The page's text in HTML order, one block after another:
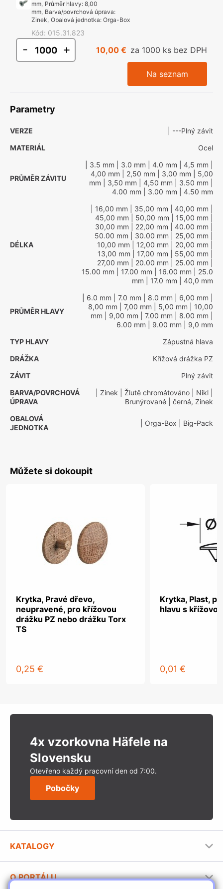
mm, Průměr hlavy: 8,00
mm, Barva/povrchová úprava:
Zinek, Obalová jednotka: Orga-Box
Kód: 015.31.823
- + 10,00 € za 1000 ks bez DPH
Na seznam
Parametry
VERZE
| ---Plný závit
MATERIÁL
Ocel
PRŮMĚR ZÁVITU
| 3.5 mm | 3.0 mm | 4.0 mm | 4,5 mm
4,00 mm | 2,50 mm | 3,00 mm | 5,00
mm | 3,50 mm | 4,50 mm | 3.50 mm
4.00 mm | 3.00 mm | 4.50 mm
DÉLKA
| 16,00 mm | 35,00 mm | 40,00 mm
45,00 mm | 50,00 mm | 15,00 mm
30,00 mm | 22,00 mm | 40.00 mm
50.00 mm | 30.00 mm | 25,00 mm
10,00 mm | 12,00 mm | 20,00 mm
13,00 mm | 17,00 mm | 55,00 mm
27,00 mm | 20.00 mm | 25.00 mm
15.00 mm | 17.00 mm | 16.00 mm | 25.0
mm | 17.0 mm | 40,0 mm
PRŮMĚR HLAVY
| 6.0 mm | 7.0 mm | 8.0 mm | 6,00 mm
8,00 mm | 7,00 mm | 5,00 mm | 10,00
mm | 9,00 mm | 7.00 mm | 8.00 mm
6.00 mm | 9.00 mm | 9,0 mm
TYP HLAVY
Zápustná hlava
DRÁŽKA
Křížová drážka PZ
ZÁVIT
Plný závit
BARVA/POVRCHOVÁ
ÚPRAVA
| Zinek | Žlutě chromátováno | Nikl
Brunýrované | černá, Zinek
OBALOVÁ
JEDNOTKA
| Orga-Box | Big-Pack
Můžete si dokoupit
Krytka, Pravé dřevo,
neupravené, pro křížovou
drážku PZ nebo drážku Torx
TS
0,25 €
Krytka, Plast,
hlavu s
0,01 €
4x vzorkovna Häfele na
Slovensku
Otevřeno každý pracovní den od 7:00.
Pobočky
KATALOGY
Stavební katalog Häfele
O PORTÁLU